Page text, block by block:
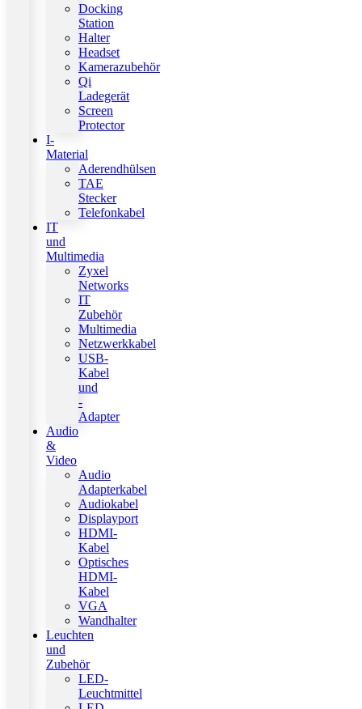
Docking
Station
Halter
Headset
Kamerazubehör
Qi
Ladegerät
Screen
Protector
I-
Material
Aderendhülsen
TAE
Stecker
Telefonkabel
IT
und
Multimedia
Zyxel
Networks
IT
Zubehör
Multimedia
Netzwerkkabel
USB-
Kabel
und
-
Adapter
Audio
&
Video
Audio
Adapterkabel
Audiokabel
Displayport
HDMI-
Kabel
Optisches
HDMI-
Kabel
VGA
Wandhalter
Leuchten
und
Zubehör
LED-
Leuchtmittel